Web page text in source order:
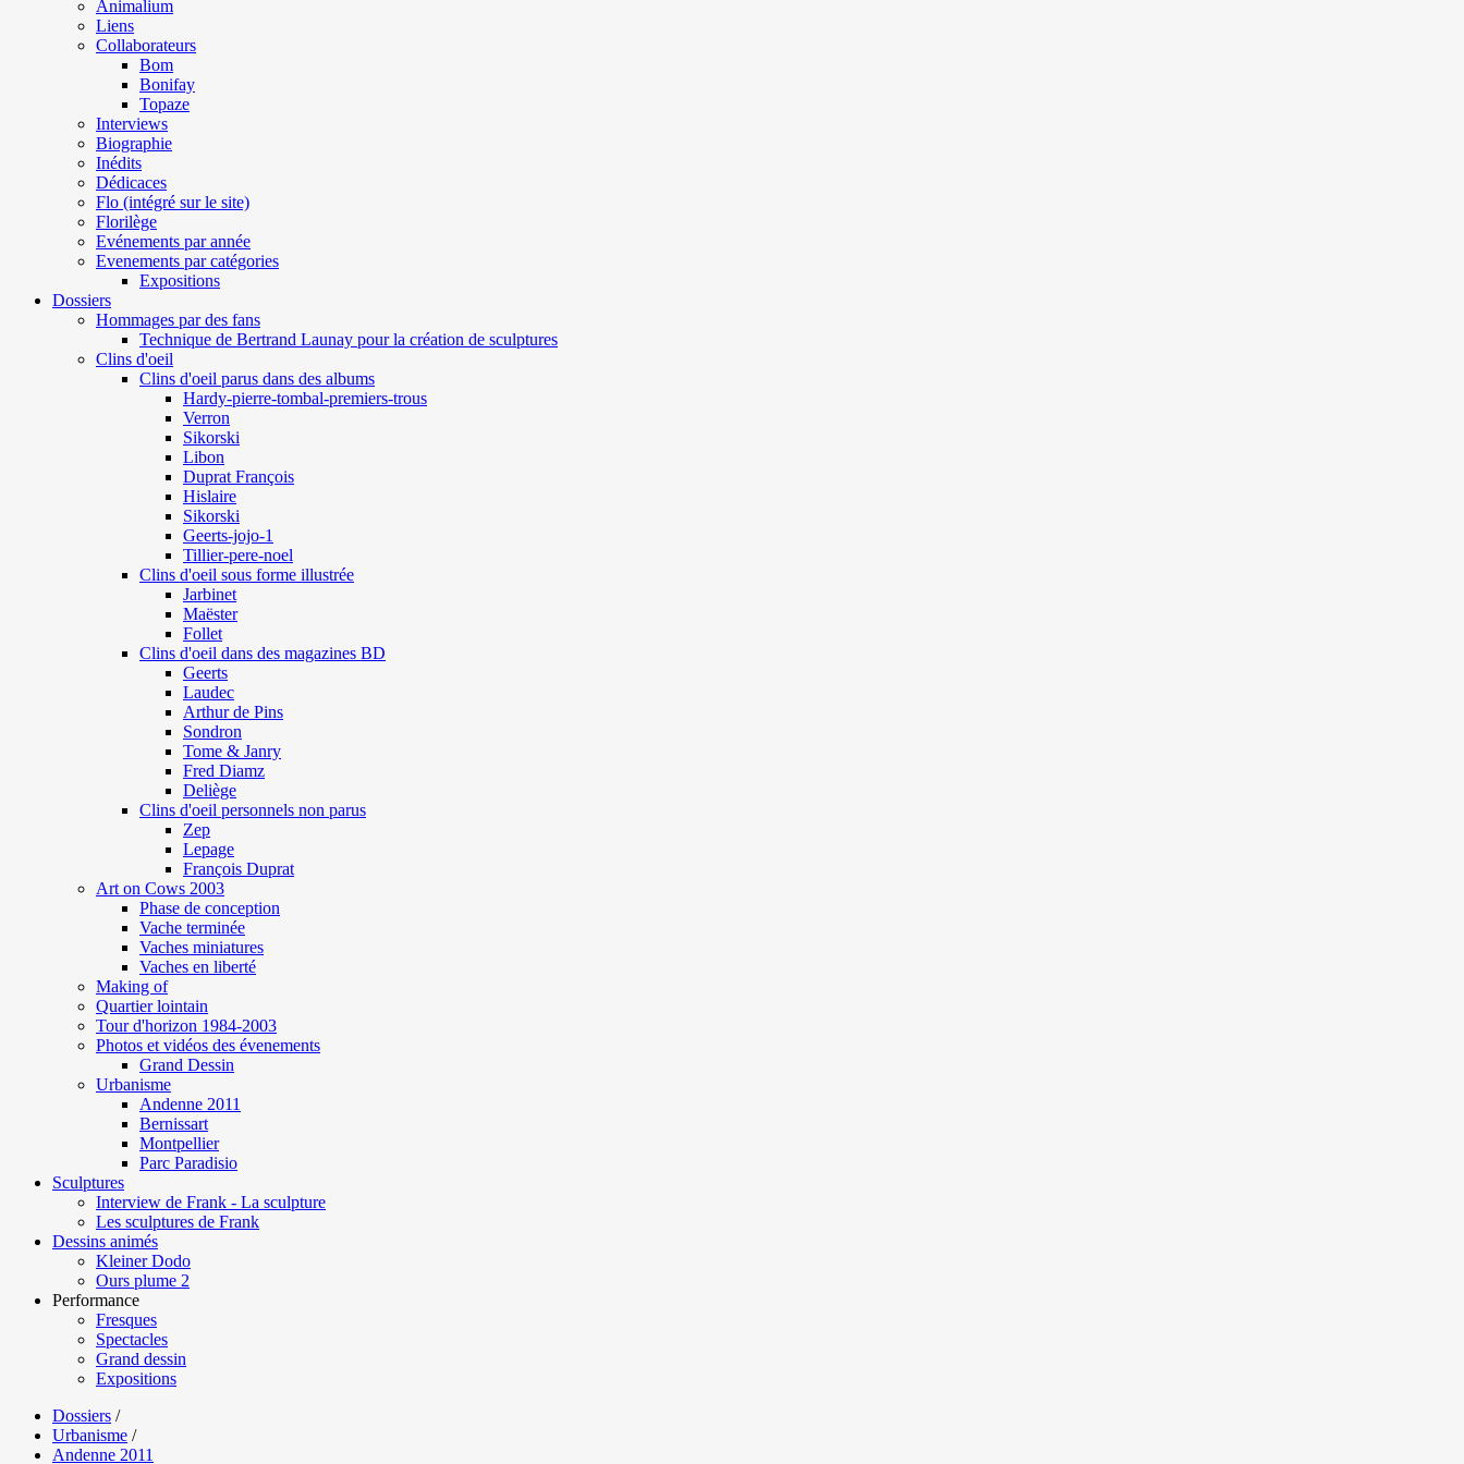
Animalium
Liens
Collaborateurs
Bom
Bonifay
Topaze
Interviews
Biographie
Inédits
Dédicaces
Flo (intégré sur le site)
Florilège
Evénements par année
Evenements par catégories
Expositions
Dossiers
Hommages par des fans
Technique de Bertrand Launay pour la création de sculptures
Clins d'oeil
Clins d'oeil parus dans des albums
Hardy-pierre-tombal-premiers-trous
Verron
Sikorski
Libon
Duprat François
Hislaire
Sikorski
Geerts-jojo-1
Tillier-pere-noel
Clins d'oeil sous forme illustrée
Jarbinet
Maëster
Follet
Clins d'oeil dans des magazines BD
Geerts
Laudec
Arthur de Pins
Sondron
Tome & Janry
Fred Diamz
Deliège
Clins d'oeil personnels non parus
Zep
Lepage
François Duprat
Art on Cows 2003
Phase de conception
Vache terminée
Vaches miniatures
Vaches en liberté
Making of
Quartier lointain
Tour d'horizon 1984-2003
Photos et vidéos des évenements
Grand Dessin
Urbanisme
Andenne 2011
Bernissart
Montpellier
Parc Paradisio
Sculptures
Interview de Frank - La sculpture
Les sculptures de Frank
Dessins animés
Kleiner Dodo
Ours plume 2
Performance
Fresques
Spectacles
Grand dessin
Expositions
Dossiers /
Urbanisme /
Andenne 2011